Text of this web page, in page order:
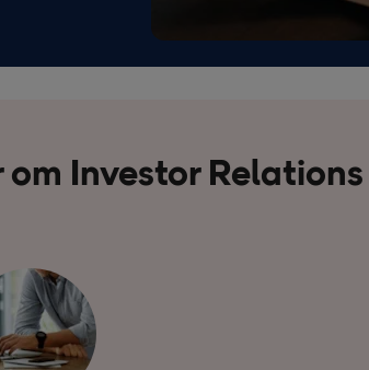
om Investor Relations